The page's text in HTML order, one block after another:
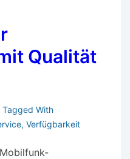
Qualität
Tagged With
, Verfügbarkeit